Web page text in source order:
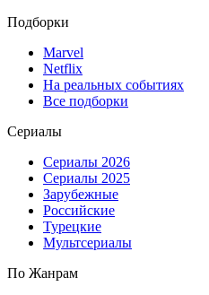
Подборки
Marvel
Netflix
На реальных событиях
Все подборки
Сериалы
Сериалы 2026
Сериалы 2025
Зарубежные
Российские
Турецкие
Мультсериалы
По Жанрам